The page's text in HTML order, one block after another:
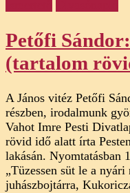
Petőfi
(tartalom
A János vitéz Petőfi
részben, irodalmunk
Vahot Imre Pesti
rövid idő alatt írta
lakásán. Nyomtatásban
„Tüzessen süt le a nyári
juhászbojtárra,